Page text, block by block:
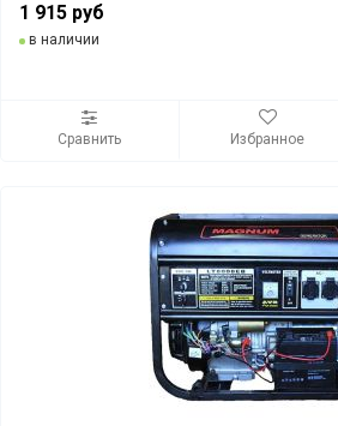
1 915 руб
в наличии
Сравнить Избранное